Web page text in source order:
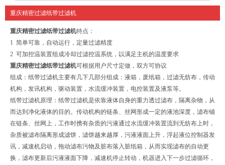
重庆精密过滤纸带过滤机
重庆精密过滤纸带过滤机特点：
1 简单可靠，自动运行，定量过滤精度
2 可加控温装置组成冷却过滤控温系统，以满足主机的温度要求
重庆精密过滤纸带过滤机可根据用户尺寸定做，双方可协议
组成：纸带过滤机主要有几下几部分组成：液箱，废纸箱，过滤无纺布，传动
机构，发讯机构，驱动装置，水流缓冲装置，电控装置及液泵等。
纸带过滤机原理：纸带过滤机是依靠液体自身的重力透过滤布，隔离杂物，从
而达到净化液体的目的。传动机构的链条、丝网形成一定的液池深度，滤布铺
在链条、丝网上，工作时携有杂质的污液通过水流缓冲装置流到无纺布上时，
杂质被滤布隔离形成滤饼，滤饼越来越厚，污液液面上升，浮起液位控制器发
讯，减速机启动，拖动滤布污物及脏布落入脏纸箱，从而实现滤布的自动更
换，滤布更新后污液液面下降，减速机停止转动，机器进入下一步过滤循环，